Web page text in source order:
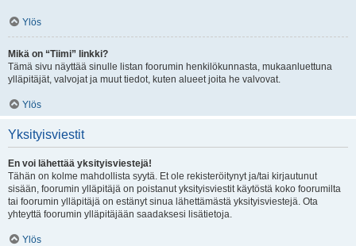
Ylös
Mikä on “Tiimi” linkki?
Tämä sivu näyttää sinulle listan foorumin henkilökunnasta, mukaanluettuna
ylläpitäjät, valvojat ja muut tiedot, kuten alueet joita he valvovat.
Ylös
Yksityisviestit
En voi lähettää yksityisviestejä!
Tähän on kolme mahdollista syytä. Et ole rekisteröitynyt ja/tai kirjautunut
sisään, foorumin ylläpitäjä on poistanut yksityisviestit käytöstä koko foorumilta
tai foorumin ylläpitäjä on estänyt sinua lähettämästä yksityisviestejä. Ota
yhteyttä foorumin ylläpitäjään saadaksesi lisätietoja.
Ylös